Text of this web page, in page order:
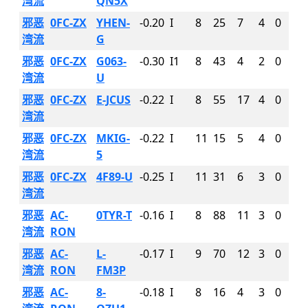
邪恶
湾流
0FC-ZX
YHEN-
G
-0.20 I 8 25 7 4 0
邪恶
湾流
0FC-ZX
G063-
U
-0.30 I1 8 43 4 2 0
邪恶
湾流
0FC-ZX E-JCUS -0.22 I 8 55 17 4 0
邪恶
湾流
0FC-ZX
MKIG-
5
-0.22 I 11 15 5 4 0
邪恶
湾流
0FC-ZX 4F89-U -0.25 I 11 31 6 3 0
邪恶
湾流
AC-
RON
0TYR-T -0.16 I 8 88 11 3 0
邪恶
湾流
AC-
RON
L-
FM3P
-0.17 I 9 70 12 3 0
邪恶 AC-
8-
-0.18 I 8 16 4 3 0